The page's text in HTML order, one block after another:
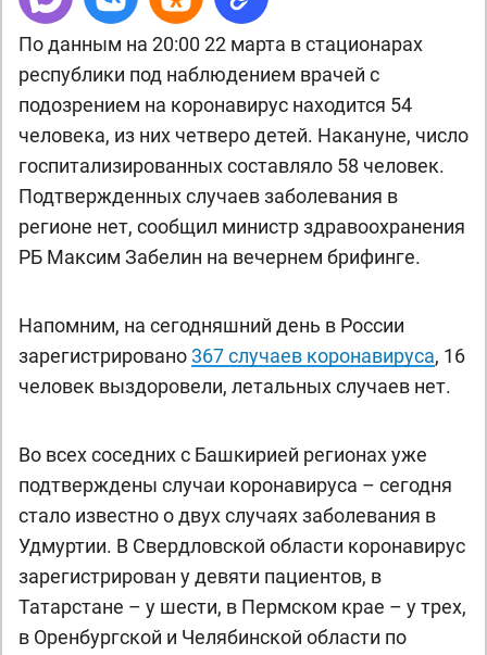
По данным на 20:00 22 марта в стационарах
республики под наблюдением врачей с
подозрением на коронавирус находится 54
человека, из них четверо детей. Накануне, число
госпитализированных составляло 58 человек.
Подтвержденных случаев заболевания в
регионе нет, сообщил министр здравоохранения
РБ Максим Забелин на вечернем брифинге.
Напомним, на сегодняшний день в России
зарегистрировано 367 случаев коронавируса, 16
человек выздоровели, летальных случаев нет.
Во всех соседних с Башкирией регионах уже
подтверждены случаи коронавируса – сегодня
стало известно о двух случаях заболевания в
Удмуртии. В Свердловской области коронавирус
зарегистрирован у девяти пациентов, в
Татарстане – у шести, в Пермском крае – у трех,
в Оренбургской и Челябинской области по